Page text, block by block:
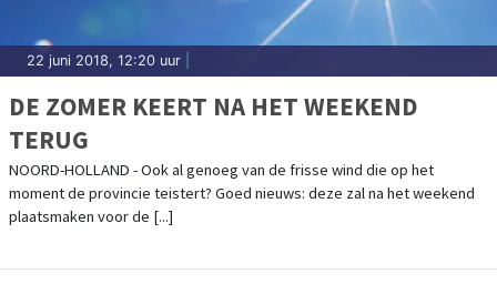
22 juni 2018, 12:20 uur
DE ZOMER KEERT NA HET WEEKEND
TERUG
NOORD-HOLLAND - Ook al genoeg van de frisse wind die op het
moment de provincie teistert? Goed nieuws: deze zal na het weekend
plaatsmaken voor de [...]